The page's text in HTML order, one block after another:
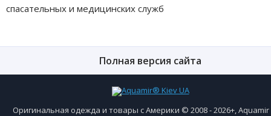
спасательных и медицинских служб
Полная версия сайта
Оригинальная одежда и товары с Америки © 2008 - 2026+,